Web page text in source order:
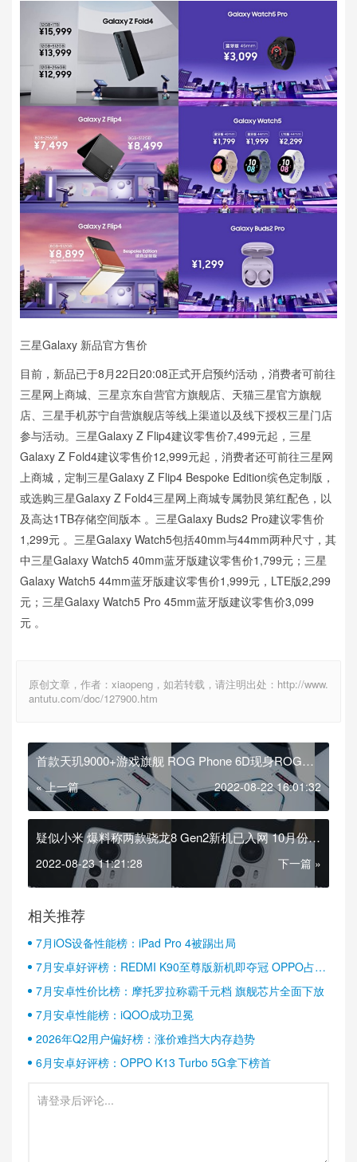
三星Galaxy 新品官方售价
目前，新品已于8月22日20:08正式开启预约活动，消费者可前往
三星网上商城、三星京东自营官方旗舰店、天猫三星官方旗舰
店、三星手机苏宁自营旗舰店等线上渠道以及线下授权三星门店
参与活动。三星Galaxy Z Flip4建议零售价7,499元起，三星
Galaxy Z Fold4建议零售价12,999元起，消费者还可前往三星网
上商城，定制三星Galaxy Z Flip4 Bespoke Edition缤色定制版，
或选购三星Galaxy Z Fold4三星网上商城专属勃艮第红配色，以
及高达1TB存储空间版本 。三星Galaxy Buds2 Pro建议零售价
1,299元 。三星Galaxy Watch5包括40mm与44mm两种尺寸，其
中三星Galaxy Watch5 40mm蓝牙版建议零售价1,799元；三星
Galaxy Watch5 44mm蓝牙版建议零售价1,999元，LTE版2,299
元；三星Galaxy Watch5 Pro 45mm蓝牙版建议零售价3,099
元 。
原创文章，作者：xiaopeng，如若转载，请注明出处：http://www.
antutu.com/doc/127900.htm
首款天玑9000+游戏旗舰 ROG Phone 6D现身ROG官
网
« 上一篇 2022-08-22 16:01:32
疑似小米 爆料称两款骁龙8 Gen2新机已入网 10月份开
启预热
2022-08-23 11:21:28 下一篇 »
相关推荐
7月iOS设备性能榜：iPad Pro 4被踢出局
7月安卓好评榜：REDMI K90至尊版新机即夺冠 OPPO占据
半壁江山
7月安卓性价比榜：摩托罗拉称霸千元档 旗舰芯片全面下放
7月安卓性能榜：iQOO成功卫冕
2026年Q2用户偏好榜：涨价难挡大内存趋势
6月安卓好评榜：OPPO K13 Turbo 5G拿下榜首